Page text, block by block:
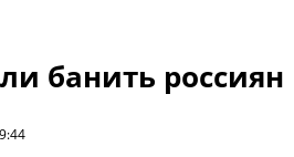
банить россиян